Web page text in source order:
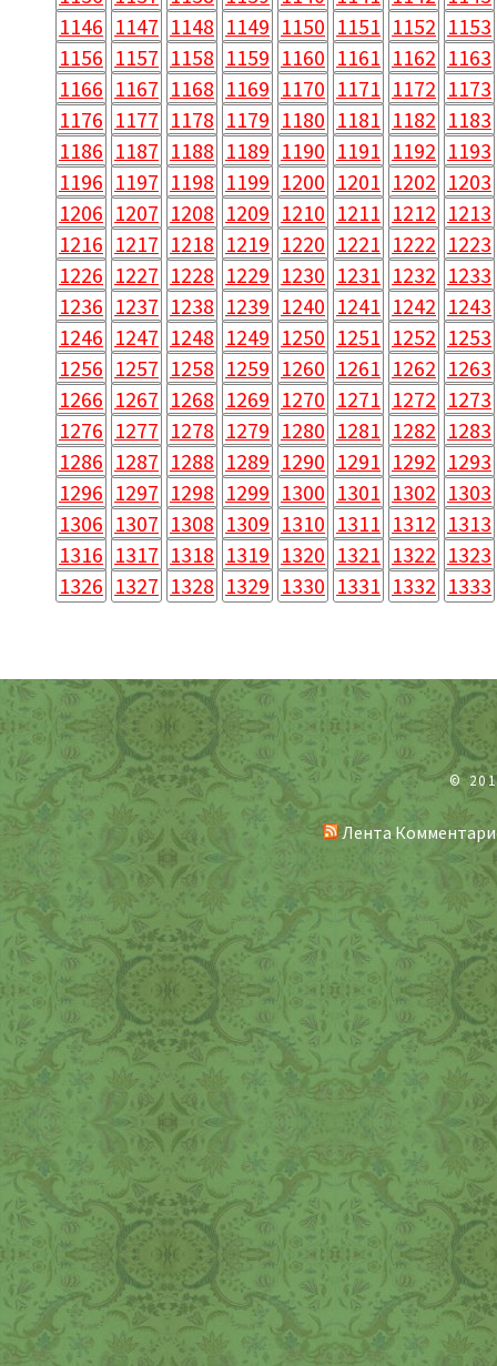
1146 1147 1148 1149 1150 1151 1152 1153
1156 1157 1158 1159 1160 1161 1162 1163
1166 1167 1168 1169 1170 1171 1172 1173
1176 1177 1178 1179 1180 1181 1182 1183
1186 1187 1188 1189 1190 1191 1192 1193
1196 1197 1198 1199 1200 1201 1202 1203
1206 1207 1208 1209 1210 1211 1212 1213
1216 1217 1218 1219 1220 1221 1222 1223
1226 1227 1228 1229 1230 1231 1232 1233
1236 1237 1238 1239 1240 1241 1242 1243
1246 1247 1248 1249 1250 1251 1252 1253
1256 1257 1258 1259 1260 1261 1262 1263
1266 1267 1268 1269 1270 1271 1272 1273
1276 1277 1278 1279 1280 1281 1282 1283
1286 1287 1288 1289 1290 1291 1292 1293
1296 1297 1298 1299 1300 1301 1302 1303
1306 1307 1308 1309 1310 1311 1312 1313
1316 1317 1318 1319 1320 1321 1322 1323
1326 1327 1328 1329 1330 1331 1332 1333
©
Лента